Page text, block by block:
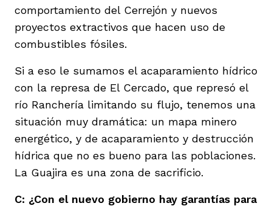
comportamiento del Cerrejón y nuevos
proyectos extractivos que hacen uso de
combustibles fósiles.
Si a eso le sumamos el acaparamiento hídrico
con la represa de El Cercado, que represó el
río Ranchería limitando su flujo, tenemos una
situación muy dramática: un mapa minero
energético, y de acaparamiento y destrucción
hídrica que no es bueno para las poblaciones.
La Guajira es una zona de sacrificio.
C: ¿Con el nuevo gobierno hay garantías para